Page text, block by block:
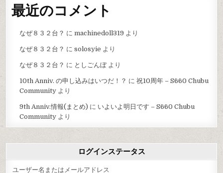
最近のコメント
なぜ８３２台？ に machinedoll319 より
なぜ８３２台？ に solosyie より
なぜ８３２台？ に としごんぼより
10th Anniv. の申し込みはいつだ！？ に 祝10周年 – S660 Chubu
Communityより
9th Anniv.情報(まとめ) に いよいよ明日です – S660 Chubu
Communityより
ログインステータス
ユーザー名またはメールアドレス